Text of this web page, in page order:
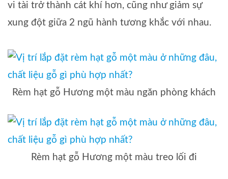
vi tài trở thành cát khí hơn, cũng như giảm sự
xung đột giữa 2 ngũ hành tương khắc với nhau.
Rèm hạt gỗ Hương một màu ngăn phòng khách
Rèm hạt gỗ Hương một màu treo lối đi